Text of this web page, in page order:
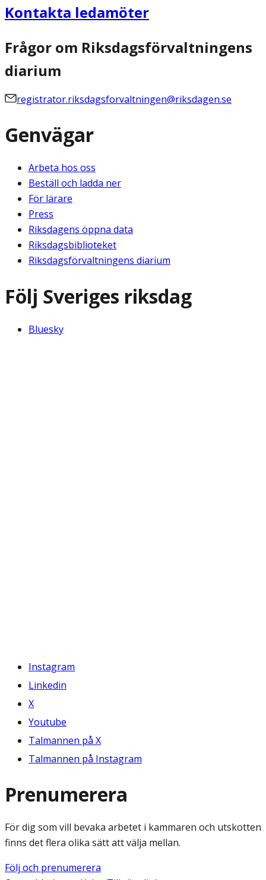
Kontakta ledamöter
Frågor om Riksdagsförvaltningens
diarium
registrator.riksdagsforvaltningen@riksdagen.se
Genvägar
Arbeta hos oss
Beställ och ladda ner
För lärare
Press
Riksdagens öppna data
Riksdagsbiblioteket
Riksdagsförvaltningens diarium
Följ Sveriges riksdag
Bluesky
Instagram
Linkedin
X
Youtube
Talmannen på X
Talmannen på Instagram
Prenumerera
För dig som vill bevaka arbetet i kammaren och utskotten
finns det flera olika sätt att välja mellan.
Följ och prenumerera